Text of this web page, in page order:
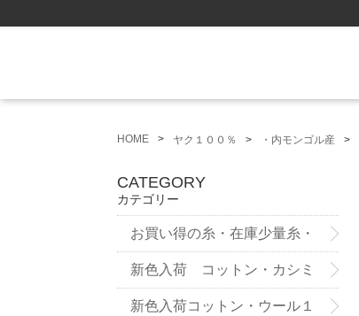
HOME ヤク１００％ ・内モンゴル産
CATEGORY
カテゴリー
お買い得の糸・在庫少量糸・
試作品
新色入荷 コットン・カシミ
ヤ ７５番糸3ply
新色入荷コットン・ウール１